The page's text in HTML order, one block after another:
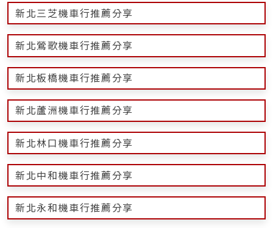
新北三芝機車行推薦分享
新北鶯歌機車行推薦分享
新北板橋機車行推薦分享
新北蘆洲機車行推薦分享
新北林口機車行推薦分享
新北中和機車行推薦分享
新北永和機車行推薦分享